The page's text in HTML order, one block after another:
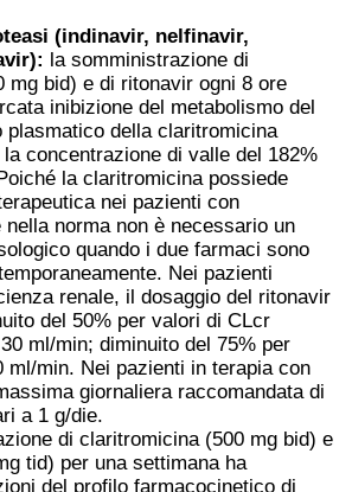
(indinavir, nelfinavir,
la somministrazione di
mg bid) e di ritonavir ogni 8 ore
inibizione del metabolismo del
plasmatico della claritromicina
concentrazione di valle del 182%
la claritromicina possiede
nei pazienti con
norma non è necessario un
quando i due farmaci sono
Nei pazienti
renale, il dosaggio del ritonavir
del 50% per valori di CLcr
ml/min; diminuito del 75% per
ml/min. Nei pazienti in terapia con
giornaliera raccomandata di
a 1 g/die.
di claritromicina (500 mg bid) e
tid) per una settimana ha
del profilo farmacocinetico di